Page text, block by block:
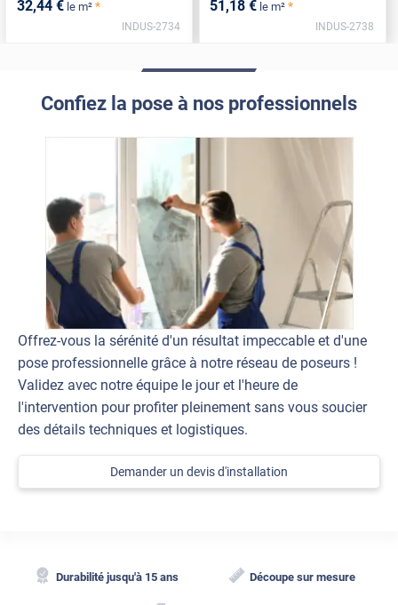
32,44 € le m² *
INDUS-2734
51,18 € le m² *
INDUS-2738
Confiez la pose à nos professionnels
Offrez-vous la sérénité d'un résultat impeccable et d'une
pose professionnelle grâce à notre réseau de poseurs !
Validez avec notre équipe le jour et l'heure de
l'intervention pour profiter pleinement sans vous soucier
des détails techniques et logistiques.
Demander un devis d'installation
Durabilité jusqu'à 15 ans Découpe sur mesure